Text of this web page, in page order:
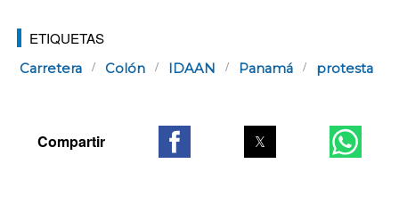
ETIQUETAS
Carretera Colón IDAAN Panamá protesta